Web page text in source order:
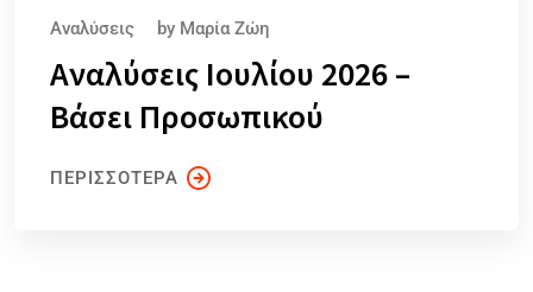
Αναλύσεις by Μαρία Ζώη
Αναλύσεις Ιουλίου 2026 –
Βάσει Προσωπικού
ΠΕΡΙΣΣΟΤΕΡΑ